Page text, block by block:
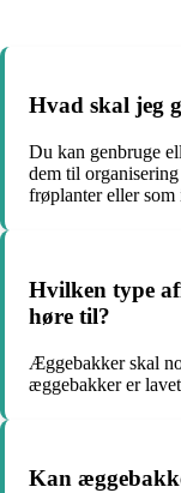
Hvad skal jeg
Du kan genbruge
dem til
frøplanter eller
Hvilken type
høre til?
Æggebakker skal
æggebakker er
Kan